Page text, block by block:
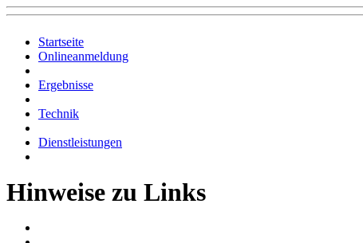
Startseite
Onlineanmeldung
Ergebnisse
Technik
Dienstleistungen
Hinweise zu Links